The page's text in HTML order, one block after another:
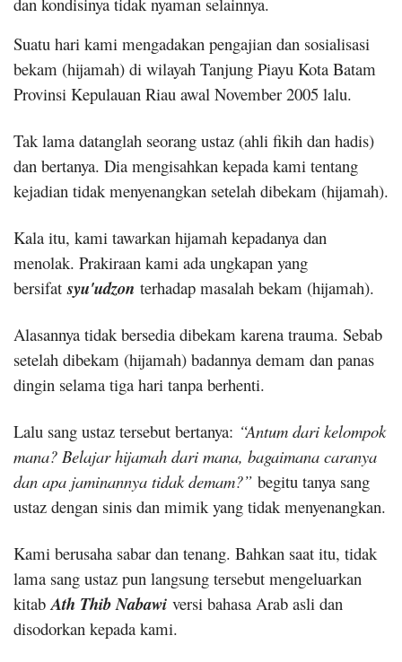
Suatu hari kami mengadakan pengajian dan sosialisasi
bekam (hijamah) di wilayah Tanjung Piayu Kota Batam
Provinsi Kepulauan Riau awal November 2005 lalu.
Tak lama datanglah seorang ustaz (ahli fikih dan hadis)
dan bertanya. Dia mengisahkan kepada kami tentang
kejadian tidak menyenangkan setelah dibekam (hijamah).
Kala itu, kami tawarkan hijamah kepadanya dan
menolak. Prakiraan kami ada ungkapan yang
bersifatsyu'udzon terhadap masalah bekam (hijamah).
Alasannya tidak bersedia dibekam karena trauma. Sebab
setelah dibekam (hijamah) badannya demam dan panas
dingin selama tiga hari tanpa berhenti.
Lalu sang ustaz tersebut bertanya: “Antum dari kelompok
mana? Belajar hijamah dari mana, bagaimana caranya
dan apa jaminannya tidak demam?” begitu tanya sang
ustaz dengan sinis dan mimik yang tidak menyenangkan.
Kami berusaha sabar dan tenang. Bahkan saat itu, tidak
lama sang ustaz pun langsung tersebut mengeluarkan
kitab Ath Thib Nabawi versi bahasa Arab asli dan
disodorkan kepada kami.